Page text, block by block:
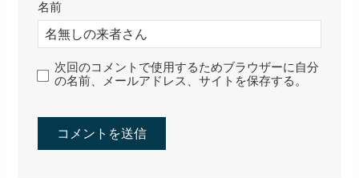
名前
次回のコメントで使用するためブラウザーに自分
の名前、メールアドレス、サイトを保存する。